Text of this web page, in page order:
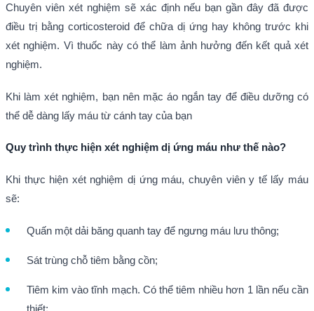
Chuyên viên xét nghiệm sẽ xác định nếu bạn gần đây đã được
điều trị bằng corticosteroid để chữa dị ứng hay không trước khi
xét nghiệm. Vì thuốc này có thể làm ảnh hưởng đến kết quả xét
nghiệm.
Khi làm xét nghiệm, bạn nên mặc áo ngắn tay để điều dưỡng có
thể dễ dàng lấy máu từ cánh tay của bạn
Quy trình thực hiện xét nghiệm dị ứng máu như thế nào?
Khi thực hiện xét nghiệm dị ứng máu, chuyên viên y tế lấy máu
sẽ:
Quấn một dải băng quanh tay để ngưng máu lưu thông;
Sát trùng chỗ tiêm bằng cồn;
Tiêm kim vào tĩnh mạch. Có thể tiêm nhiều hơn 1 lần nếu cần
thiết;